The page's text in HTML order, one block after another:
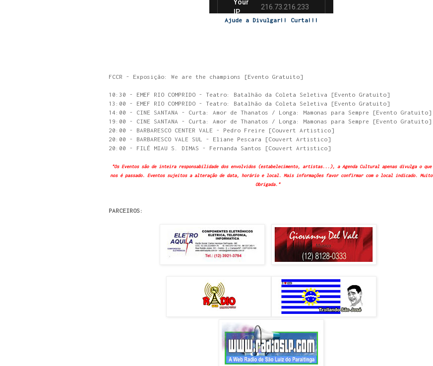
Ajude a Divulgar!! Curta!!!
FCCR - Exposição: We are the champions [Evento Gratuito]
10:30 - EMEF RIO COMPRIDO - Teatro: Batalhão da Coleta Seletiva [Evento Gratuito]
13:00 - EMEF RIO COMPRIDO - Teatro: Batalhão da Coleta Seletiva [Evento Gratuito]
14:00 - CINE SANTANA - Curta: Amor de Thanatos / Longa: Mamonas para Sempre [Evento Gratuito]
19:00 - CINE SANTANA - Curta: Amor de Thanatos / Longa: Mamonas para Sempre [Evento Gratuito]
20:00 - BARBARESCO CENTER VALE - Pedro Freire [Couvert Artistico]
20:00 - BARBARESCO VALE SUL - Eliane Pescara [Couvert Artistico]
20:00 - FILÉ MIAU S. DIMAS - Fernanda Santos [Couvert Artistico]
"Os Eventos são de inteira responsabilidade dos envolvidos (estabelecimento, artistas...), a Agenda Cultural apenas divulga o que
nos é passado. Eventos sujeitos a alteração de data, horário e local. Mais informações favor confirmar com o local indicado. Muito
Obrigada."
PARCEIROS: